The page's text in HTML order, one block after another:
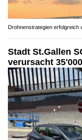
Drohnenstrategien erfolgreich
Stadt St.Gallen
verursacht